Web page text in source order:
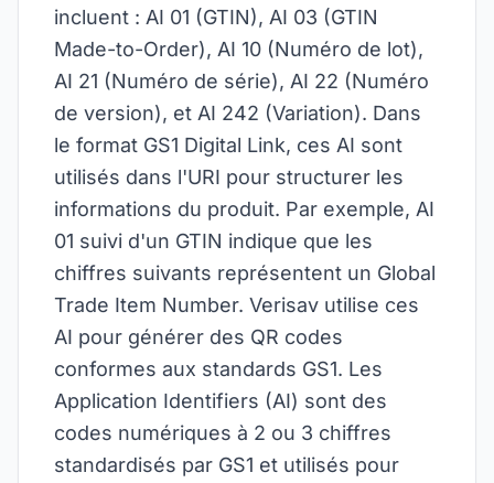
incluent : AI 01 (GTIN), AI 03 (GTIN
Made-to-Order), AI 10 (Numéro de lot),
AI 21 (Numéro de série), AI 22 (Numéro
de version), et AI 242 (Variation). Dans
le format GS1 Digital Link, ces AI sont
utilisés dans l'URI pour structurer les
informations du produit. Par exemple, AI
01 suivi d'un GTIN indique que les
chiffres suivants représentent un Global
Trade Item Number. Verisav utilise ces
AI pour générer des QR codes
conformes aux standards GS1. Les
Application Identifiers (AI) sont des
codes numériques à 2 ou 3 chiffres
standardisés par GS1 et utilisés pour